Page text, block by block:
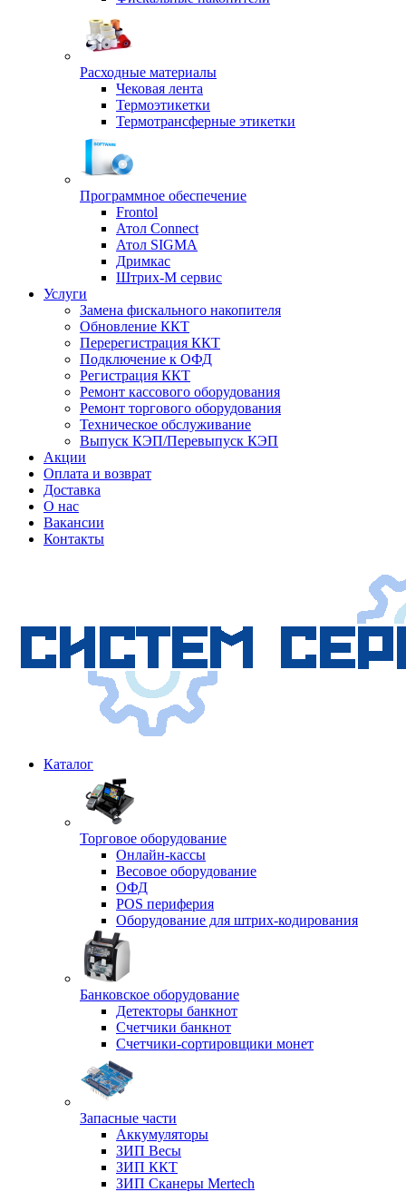
Расходные материалы
Чековая лента
Термоэтикетки
Термотрансферные этикетки
Программное обеспечение
Frontol
Атол Connect
Атол SIGMA
Дримкас
Штрих-М сервис
Услуги
Замена фискального накопителя
Обновление ККТ
Перерегистрация ККТ
Подключение к ОФД
Регистрация ККТ
Ремонт кассового оборудования
Ремонт торгового оборудования
Техническое обслуживание
Выпуск КЭП/Перевыпуск КЭП
Акции
Оплата и возврат
Доставка
О нас
Вакансии
Контакты
Каталог
Торговое оборудование
Онлайн-кассы
Весовое оборудование
ОФД
POS периферия
Оборудование для штрих-кодирования
Банковское оборудование
Детекторы банкнот
Счетчики банкнот
Счетчики-сортировщики монет
Запасные части
Аккумуляторы
ЗИП Весы
ЗИП ККТ
ЗИП Сканеры Mertech